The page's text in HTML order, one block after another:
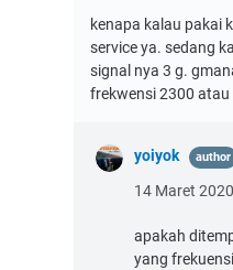
kenapa kalau pakai
service ya. sedang
signal nya 3 g.
frekwensi 2300
yoiyok
14 Maret
apakah
yang